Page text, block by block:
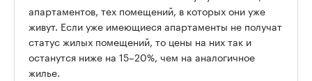
апартаментов, тех помещений, в которых они уже
живут. Если уже имеющиеся апартаменты не получат
статус жилых помещений, то цены на них так и
останутся ниже на 15–20%, чем на аналогичное
жилье.